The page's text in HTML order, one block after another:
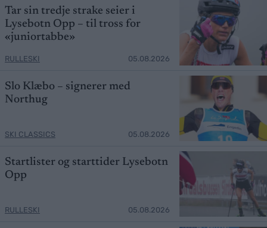
Tar sin tredje strake seier i
Lysebotn Opp – til tross for
«juniortabbe»
RULLESKI 05.08.2026
Slo Klæbo – signerer med
Northug
SKI CLASSICS 05.08.2026
Startlister og starttider Lysebotn
Opp
RULLESKI 05.08.2026